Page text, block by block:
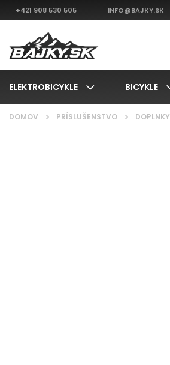
+421 908 530 505 INFO@BAJKY.SK
ELEKTROBICYKLE BICYKLE
DOMOV / PRÍSLUŠENSTVO / DOPLNKY